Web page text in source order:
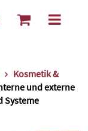
Kosmetik &
und externe
Systeme